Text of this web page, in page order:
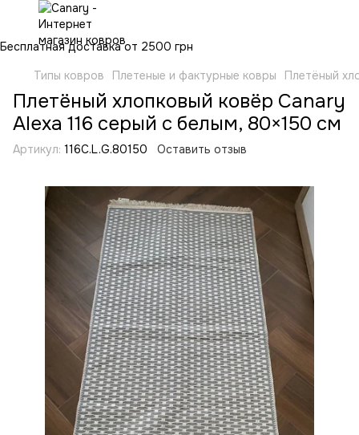
Бесплатная доставка от 2500 грн
Типы ковров
Плетеные и фактурные ковры Плетёный
Плетёный хлопковый ковёр Canary
Alexa 116 серый с белым, 80×150 см
Артикул: 116C.L.G.80150 Оставить отзыв